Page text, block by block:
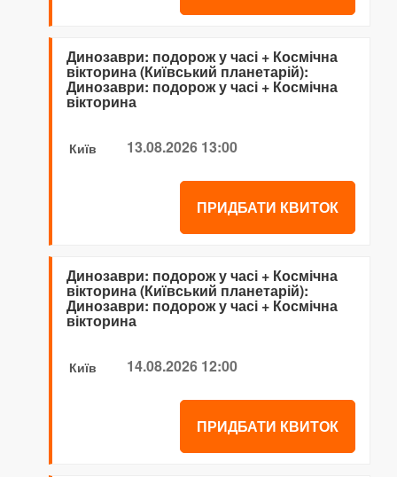
Динозаври: подорож у часі + Космічна
вікторина (Київський планетарій):
Динозаври: подорож у часі + Космічна
вікторина
Київ 13.08.2026 13:00
ПРИДБАТИ КВИТОК
Динозаври: подорож у часі + Космічна
вікторина (Київський планетарій):
Динозаври: подорож у часі + Космічна
вікторина
Київ 14.08.2026 12:00
ПРИДБАТИ КВИТОК